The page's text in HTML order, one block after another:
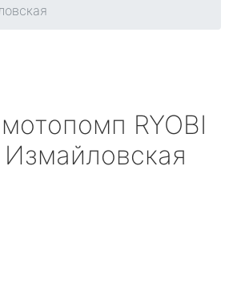
RYOBI